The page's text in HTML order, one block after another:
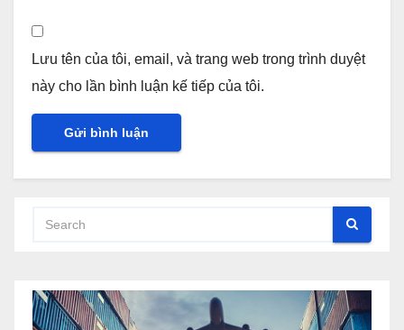
Lưu tên của tôi, email, và trang web trong trình duyệt
này cho lần bình luận kế tiếp của tôi.